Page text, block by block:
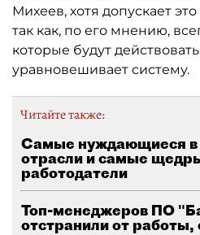
Михеев, хотя допускает
так как, по его мнению,
которые будут
уравновешивает систему.
Читайте также:
Самые нуждающиеся в
отрасли и самые
работодатели
Топ-менеджеров ПО
отстранили от работы,